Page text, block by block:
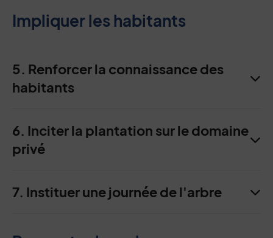
Impliquer les habitants
5. Renforcer la connaissance des
habitants
6. Inciter la plantation sur le domaine
privé
7. Instituer une journée de l'arbre